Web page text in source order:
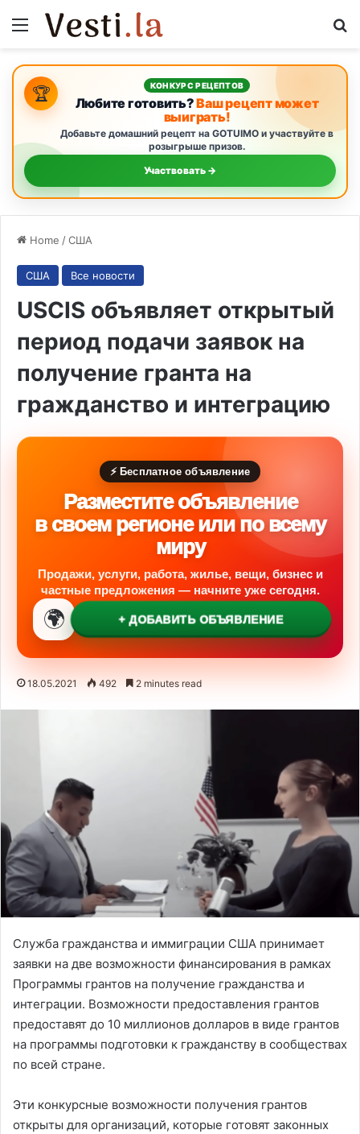
Menu
🏆 КОНКУРС РЕЦЕПТОВ
Любите готовить?Ваш рецепт может
выиграть!
Добавьте домашний рецепт на GOTUIMO и участвуйте в
розыгрыше призов.
Участвовать →
Home /США
США Все новости
USCIS объявляет открытый
период подачи заявок на
получение гранта на
гражданство и интеграцию
⚡ Бесплатное объявление
Разместите объявление
в своем регионе или по всему
миру
Продажи, услуги, работа, жилье, вещи, бизнес и
частные предложения — начните уже сегодня.
🌍 + ДОБАВИТЬ ОБЪЯВЛЕНИЕ
18.05.2021 492 2 minutes read
Служба гражданства и иммиграции США принимает
заявки на две возможности финансирования в рамках
Программы грантов на получение гражданства и
интеграции. Возможности предоставления грантов
предоставят до 10 миллионов долларов в виде грантов
на программы подготовки к гражданству в сообществах
по всей стране.
Эти конкурсные возможности получения грантов
открыты для организаций, которые готовят законных